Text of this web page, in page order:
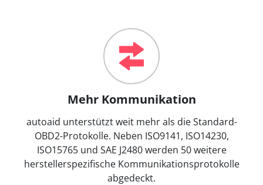
Mehr Kommunikation
autoaid unterstützt weit mehr als die Standard-
OBD2-Protokolle. Neben ISO9141, ISO14230,
ISO15765 und SAE J2480 werden 50 weitere
herstellerspezifische Kommunikationsprotokolle
abgedeckt.